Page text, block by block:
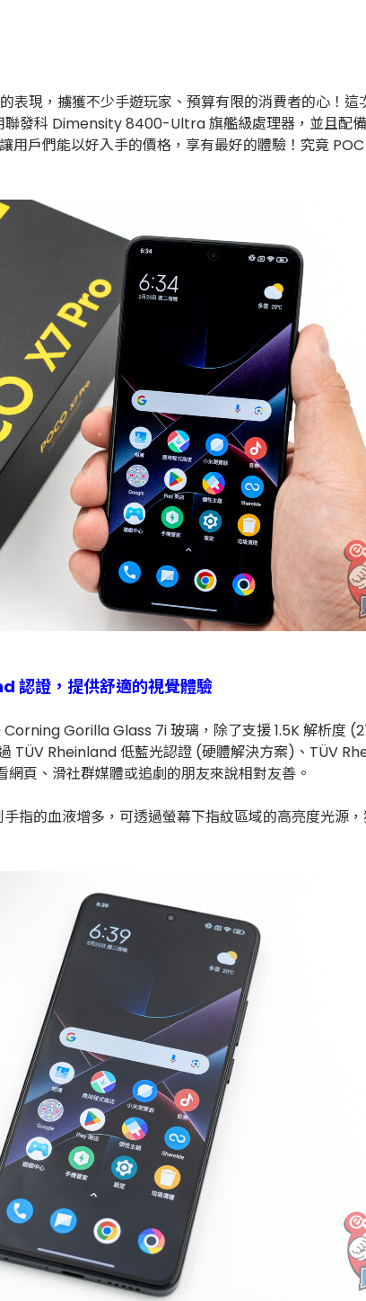
表現，擄獲不少手遊玩家、預算有限的消費者的心！
發科 Dimensity 8400-Ultra 旗艦級處理器，並且配
戶們能以好入手的價格，享有最好的體驗！究竟
認證，提供舒適的視覺體驗
Gorilla Glass 7i 玻璃，除了支援 1.5K 解析度
TÜV Rheinland 低藍光認證 (硬體解決方案)、TÜV
頁、滑社群媒體或追劇的朋友來說相對友善。
指的血液增多，可透過螢幕下指紋區域的高亮度光源